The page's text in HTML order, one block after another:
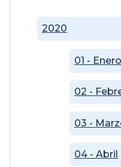
2020
01 - Enero
02 -
03 -
04 - Abril